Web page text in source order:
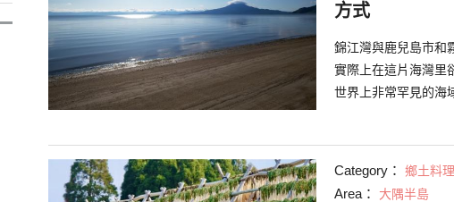
方式
錦江灣與鹿兒島市和
實際上在這片海灣里
世界上非常罕見的海
Category： 鄉土料理
Area： 大隅半島